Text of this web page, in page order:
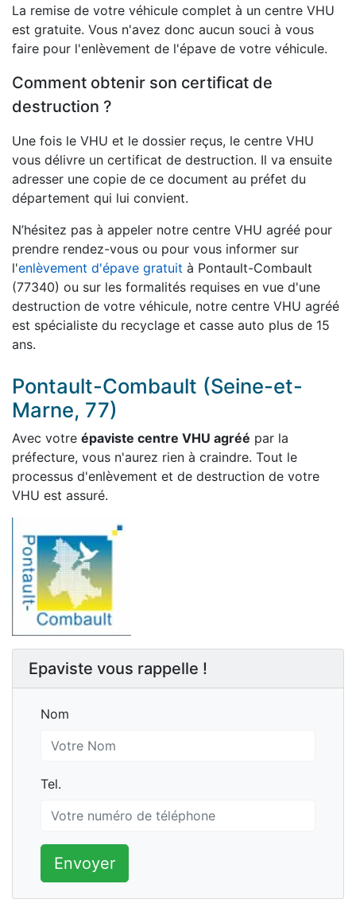
La remise de votre véhicule complet à un centre VHU
est gratuite. Vous n'avez donc aucun souci à vous
faire pour l'enlèvement de l'épave de votre véhicule.
Comment obtenir son certificat de
destruction ?
Une fois le VHU et le dossier reçus, le centre VHU
vous délivre un certificat de destruction. Il va ensuite
adresser une copie de ce document au préfet du
département qui lui convient.
N’hésitez pas à appeler notre centre VHU agréé pour
prendre rendez-vous ou pour vous informer sur
l'enlèvement d'épave gratuit à Pontault-Combault
(77340) ou sur les formalités requises en vue d'une
destruction de votre véhicule, notre centre VHU agréé
est spécialiste du recyclage et casse auto plus de 15
ans.
Pontault-Combault (Seine-et-
Marne, 77)
Avec votre épaviste centre VHU agréé par la
préfecture, vous n'aurez rien à craindre. Tout le
processus d'enlèvement et de destruction de votre
VHU est assuré.
Epaviste vous rappelle !
Nom
Nom
Tel.
Tel.
Envoyer